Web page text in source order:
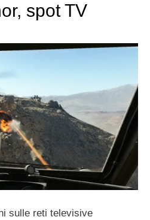
spot TV
sulle reti televisive